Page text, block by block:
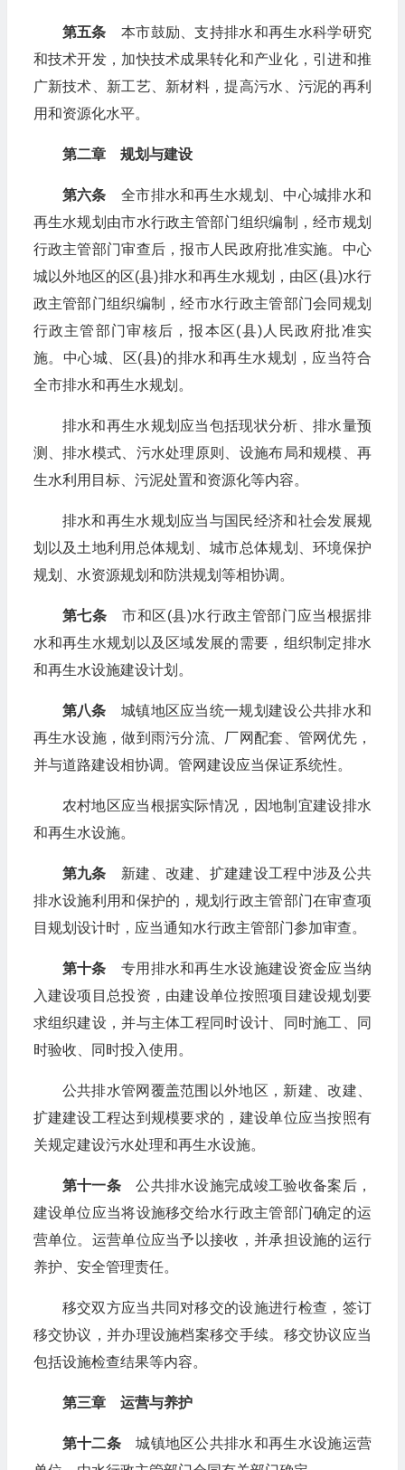
第五条 本市鼓励、支持排水和再生水科学研究
和技术开发，加快技术成果转化和产业化，引进和推
广新技术、新工艺、新材料，提高污水、污泥的再利
用和资源化水平。
第二章 规划与建设
第六条 全市排水和再生水规划、中心城排水和
再生水规划由市水行政主管部门组织编制，经市规划
行政主管部门审查后，报市人民政府批准实施。中心
城以外地区的区(县)排水和再生水规划，由区(县)水行
政主管部门组织编制，经市水行政主管部门会同规划
行政主管部门审核后，报本区(县)人民政府批准实
施。中心城、区(县)的排水和再生水规划，应当符合
全市排水和再生水规划。
排水和再生水规划应当包括现状分析、排水量预
测、排水模式、污水处理原则、设施布局和规模、再
生水利用目标、污泥处置和资源化等内容。
排水和再生水规划应当与国民经济和社会发展规
划以及土地利用总体规划、城市总体规划、环境保护
规划、水资源规划和防洪规划等相协调。
第七条 市和区(县)水行政主管部门应当根据排
水和再生水规划以及区域发展的需要，组织制定排水
和再生水设施建设计划。
第八条 城镇地区应当统一规划建设公共排水和
再生水设施，做到雨污分流、厂网配套、管网优先，
并与道路建设相协调。管网建设应当保证系统性。
农村地区应当根据实际情况，因地制宜建设排水
和再生水设施。
第九条 新建、改建、扩建建设工程中涉及公共
排水设施利用和保护的，规划行政主管部门在审查项
目规划设计时，应当通知水行政主管部门参加审查。
第十条 专用排水和再生水设施建设资金应当纳
入建设项目总投资，由建设单位按照项目建设规划要
求组织建设，并与主体工程同时设计、同时施工、同
时验收、同时投入使用。
公共排水管网覆盖范围以外地区，新建、改建、
扩建建设工程达到规模要求的，建设单位应当按照有
关规定建设污水处理和再生水设施。
第十一条公共排水设施完成竣工验收备案后，
建设单位应当将设施移交给水行政主管部门确定的运
营单位。运营单位应当予以接收，并承担设施的运行
养护、安全管理责任。
移交双方应当共同对移交的设施进行检查，签订
移交协议，并办理设施档案移交手续。移交协议应当
包括设施检查结果等内容。
第三章 运营与养护
第十二条城镇地区公共排水和再生水设施运营